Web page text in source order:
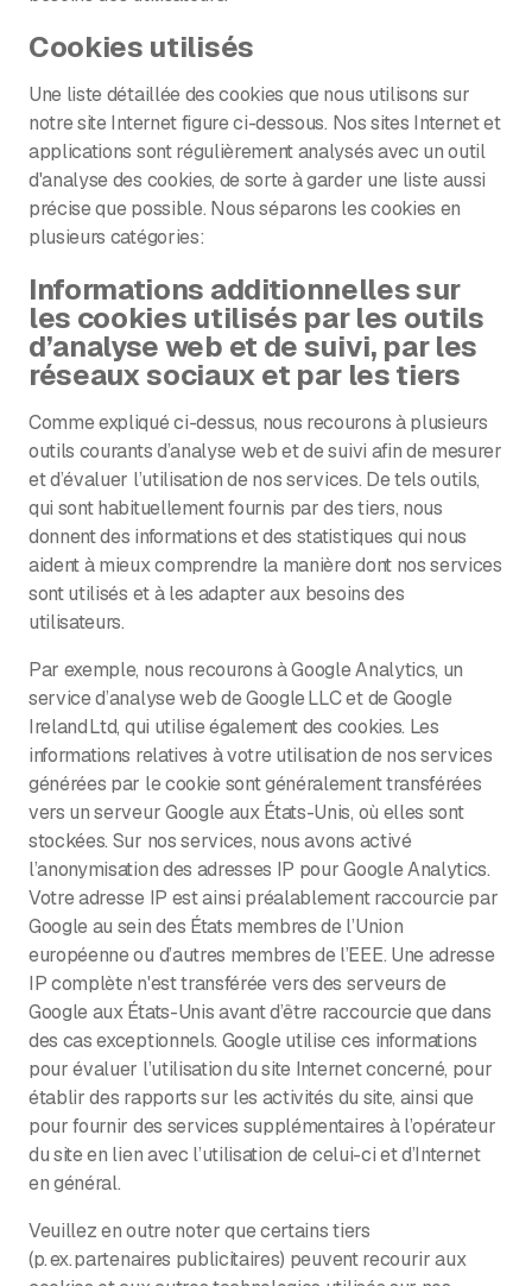
Cookies utilisés
Une liste détaillée des cookies que nous utilisons sur
notre site Internet figure ci-dessous. Nos sites Internet et
applications sont régulièrement analysés avec un outil
d'analyse des cookies, de sorte à garder une liste aussi
précise que possible. Nous séparons les cookies en
plusieurs catégories:
Informations additionnelles sur
les cookies utilisés par les outils
d’analyse web et de suivi, par les
réseaux sociaux et par les tiers
Comme expliqué ci-dessus, nous recourons à plusieurs
outils courants d’analyse web et de suivi afin de mesurer
et d’évaluer l’utilisation de nos services. De tels outils,
qui sont habituellement fournis par des tiers, nous
donnent des informations et des statistiques qui nous
aident à mieux comprendre la manière dont nos services
sont utilisés et à les adapter aux besoins des
utilisateurs.
Par exemple, nous recourons à Google Analytics, un
service d’analyse web de Google LLC et de Google
Ireland Ltd, qui utilise également des cookies. Les
informations relatives à votre utilisation de nos services
générées par le cookie sont généralement transférées
vers un serveur Google aux États-Unis, où elles sont
stockées. Sur nos services, nous avons activé
l’anonymisation des adresses IP pour Google Analytics.
Votre adresse IP est ainsi préalablement raccourcie par
Google au sein des États membres de l’Union
européenne ou d’autres membres de l’EEE. Une adresse
IP complète n'est transférée vers des serveurs de
Google aux États-Unis avant d’être raccourcie que dans
des cas exceptionnels. Google utilise ces informations
pour évaluer l’utilisation du site Internet concerné, pour
établir des rapports sur les activités du site, ainsi que
pour fournir des services supplémentaires à l’opérateur
du site en lien avec l’utilisation de celui-ci et d’Internet
en général.
Veuillez en outre noter que certains tiers
(p. ex. partenaires publicitaires) peuvent recourir aux